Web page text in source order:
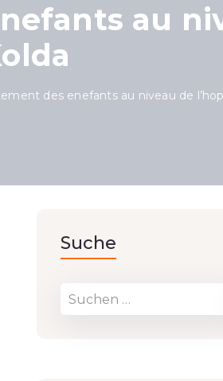
au
des enefants au niveau de
Suche